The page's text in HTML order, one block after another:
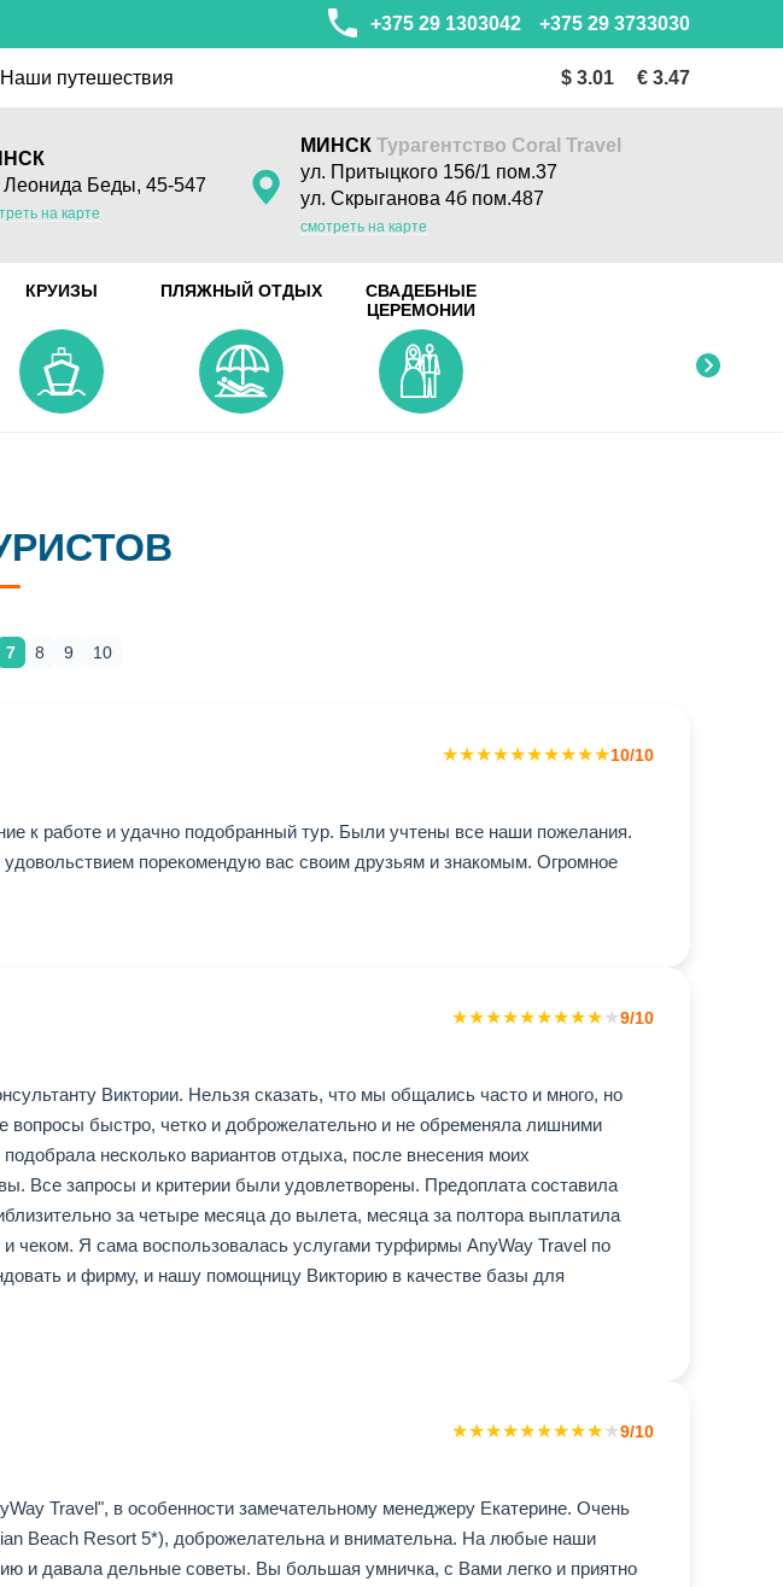
+375 29 3733030
+375 29 1303042
Наши путешествия $ 3.01 € 3.47
Леонида Беды, 45-547
на карте
МИНСК Турагентство Coral Travel
ул. Притыцкого 156/1 пом.37
ул. Скрыганова 4б пом.487
смотреть на карте
КРУИЗЫ ПЛЯЖНЫЙ ОТДЫХ
СВАДЕБНЫЕ
ЦЕРЕМОНИИ
7 8 9 10
★★★★★★★★★★10/10
к работе и удачно подобранный тур. Были учтены все наши пожелания.
порекомендую вас своим друзьям и знакомым. Огромное
★★★★★★★★★★9/10
Виктории. Нельзя сказать, что мы общались часто и много, но
вопросы быстро, четко и доброжелательно и не обременяла лишними
несколько вариантов отдыха, после внесения моих
Все запросы и критерии были удовлетворены. Предоплата составила
за четыре месяца до вылета, месяца за полтора выплатила
чеком. Я сама воспользовалась услугами турфирмы AnyWay Travel по
и фирму, и нашу помощницу Викторию в качестве базы для
★★★★★★★★★★9/10
Travel", в особенности замечательному менеджеру Екатерине. Очень
Beach Resort 5*), доброжелательна и внимательна. На любые наши
и давала дельные советы. Вы большая умничка, с Вами легко и приятно